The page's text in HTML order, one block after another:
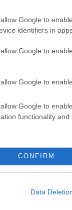
Google to
identifiers in
Google to
Google to
Google to
functionality
CONFIRM
Data
pamatoja ar